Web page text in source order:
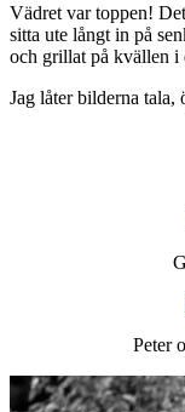
Vädret var toppen!
sitta ute långt in på
och grillat på kvällen i
Jag låter bilderna
Peter